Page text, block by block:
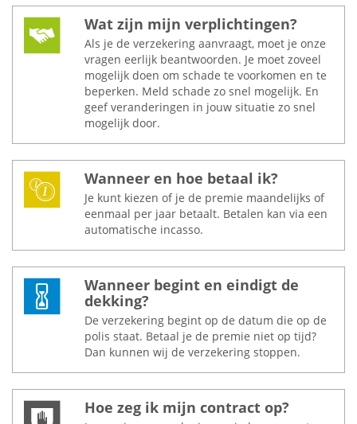
Wat zijn mijn verplichtingen?
Als je de verzekering aanvraagt, moet je onze
vragen eerlijk beantwoorden. Je moet zoveel
mogelijk doen om schade te voorkomen en te
beperken. Meld schade zo snel mogelijk. En
geef veranderingen in jouw situatie zo snel
mogelijk door.
Wanneer en hoe betaal ik?
Je kunt kiezen of je de premie maandelijks of
eenmaal per jaar betaalt. Betalen kan via een
automatische incasso.
Wanneer begint en eindigt de
dekking?
De verzekering begint op de datum die op de
polis staat. Betaal je de premie niet op tijd?
Dan kunnen wij de verzekering stoppen.
Hoe zeg ik mijn contract op?